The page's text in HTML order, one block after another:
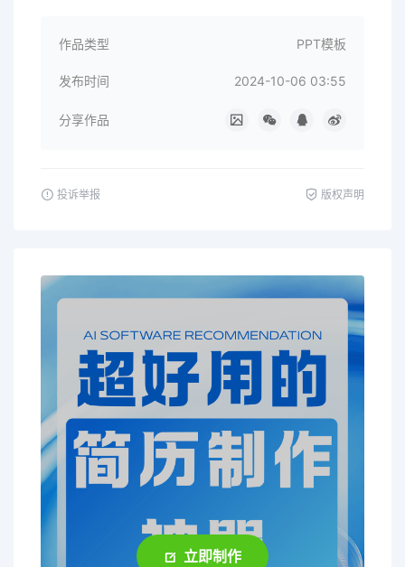
作品类型 PPT模板
发布时间 2024-10-06 03:55
分享作品
投诉举报 版权声明
立即制作